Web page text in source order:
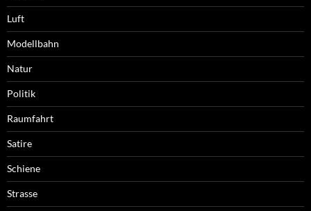
Luft
Modellbahn
Natur
Politik
Raumfahrt
Satire
Schiene
Strasse